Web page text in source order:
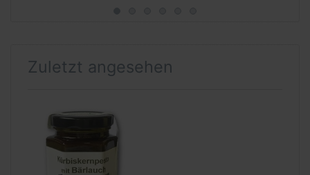
Zuletzt angesehen